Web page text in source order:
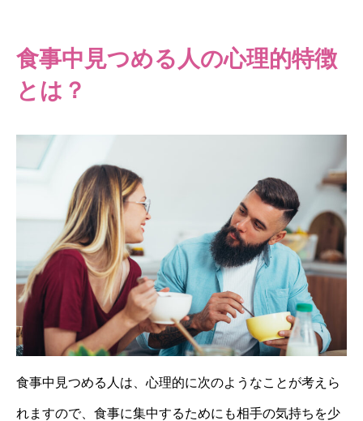
食事中見つめる人の心理的特徴
とは？
食事中見つめる人は、心理的に次のようなことが考えら
れますので、食事に集中するためにも相手の気持ちを少